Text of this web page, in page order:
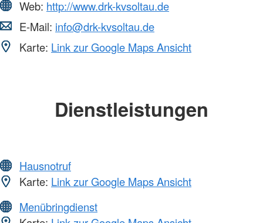
Web: http://www.drk-kvsoltau.de
E-Mail: info@drk-kvsoltau.de
Karte: Link zur Google Maps Ansicht
Dienstleistungen
Hausnotruf
Karte: Link zur Google Maps Ansicht
Menübringdienst